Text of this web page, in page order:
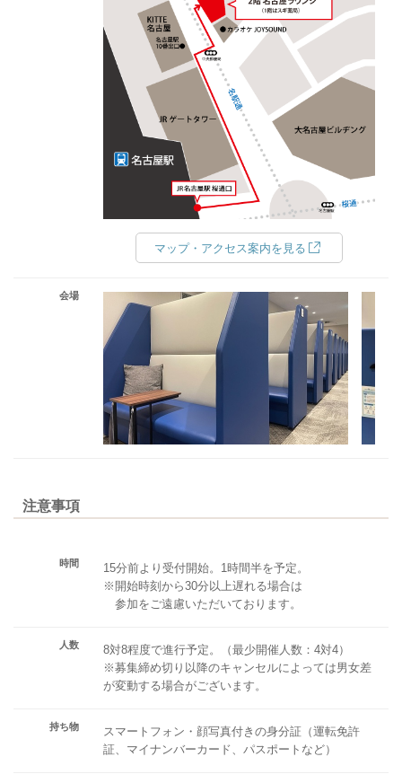
マップ・アクセス案内を見る
会場
注意事項
時間
15分前より受付開始。1時間半を予定。
※開始時刻から30分以上遅れる場合は
参加をご遠慮いただいております。
人数
8対8程度で進行予定。（最少開催人数：4対4）
※募集締め切り以降のキャンセルによっては男女差
が変動する場合がございます。
持ち物
スマートフォン・顔写真付きの身分証（運転免許
証、マイナンバーカード、パスポートなど）